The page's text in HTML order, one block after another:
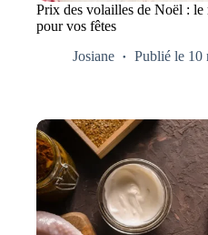
Prix des volailles de Noël :
pour vos fêtes
Josiane
Publié le 10